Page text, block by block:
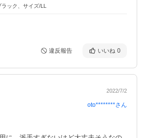
ック、サイズ/LL
違反報告 いいね 0
2022/7/2
oto********さん